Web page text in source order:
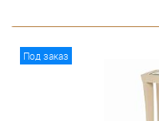
Под заказ